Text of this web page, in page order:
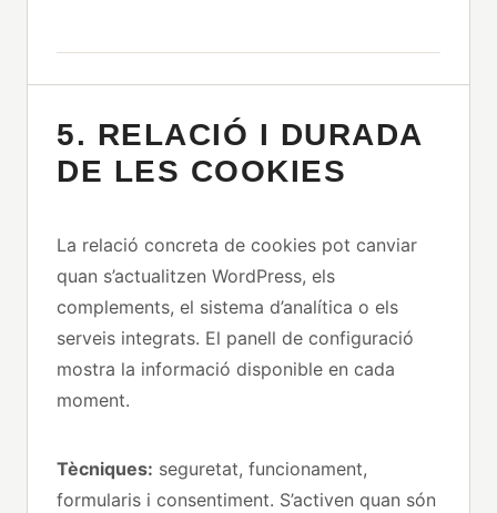
5. RELACIÓ I DURADA
DE LES COOKIES
La relació concreta de cookies pot canviar
quan s’actualitzen WordPress, els
complements, el sistema d’analítica o els
serveis integrats. El panell de configuració
mostra la informació disponible en cada
moment.
Tècniques: seguretat, funcionament,
formularis i consentiment. S’activen quan són